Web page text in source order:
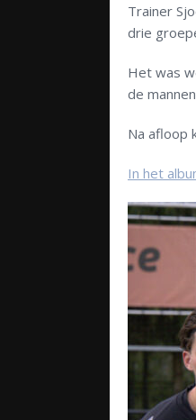
Trainer
drie
Het was
de
Na afloop
In het